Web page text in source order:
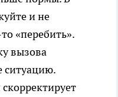
и не
«перебить».
вызова
ситуацию.